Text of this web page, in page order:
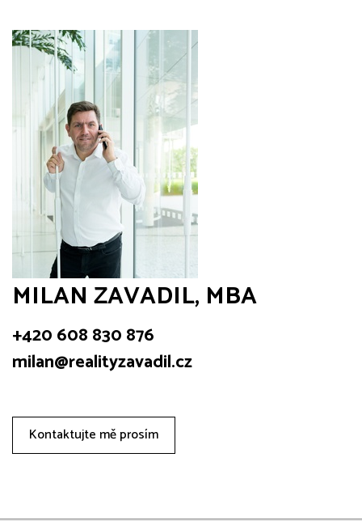
MILAN ZAVADIL, MBA
+420 608 830 876
milan@realityzavadil.cz
Kontaktujte mě prosím